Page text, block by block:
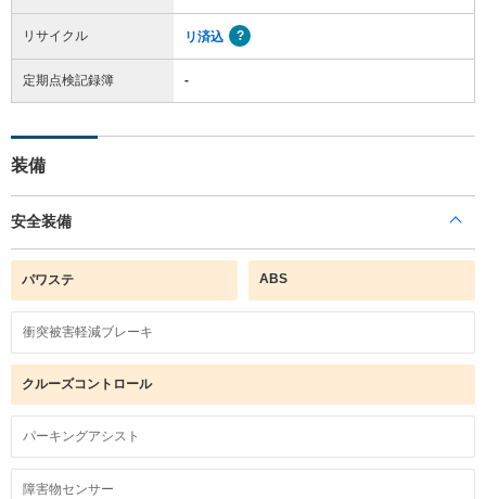
リサイクル リ済込
定期点検記録簿 -
装備
安全装備
パワステ ABS
衝突被害軽減ブレーキ
クルーズコントロール
パーキングアシスト
障害物センサー